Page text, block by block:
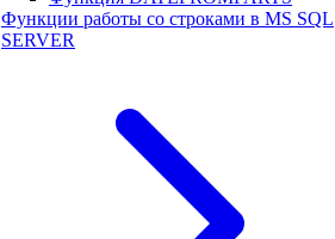
Функции работы со строками в MS SQL
SERVER